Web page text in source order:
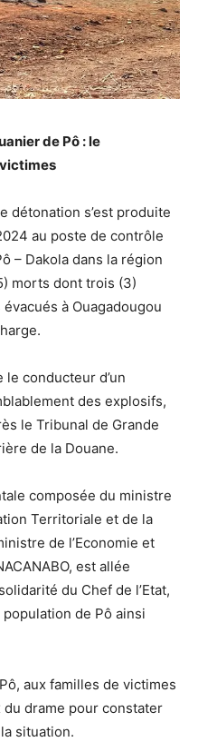
de Pô : le
détonation s’est produite
au poste de contrôle
– Dakola dans la région
morts dont trois (3)
à Ouagadougou
le conducteur d’un
des explosifs,
le Tribunal de Grande
de la Douane.
composée du ministre
Territoriale et de la
de l’Economie et
est allée
du Chef de l’Etat,
de Pô ainsi
aux familles de victimes
drame pour constater
situation.